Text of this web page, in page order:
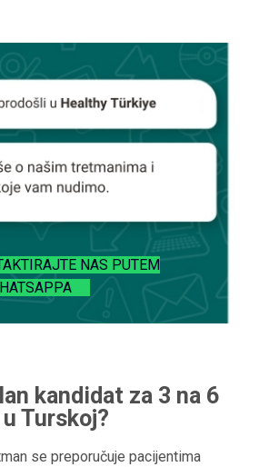
NAS PUTEM
kandidat za 3 na 6
Turskoj?
se preporučuje pacijentima